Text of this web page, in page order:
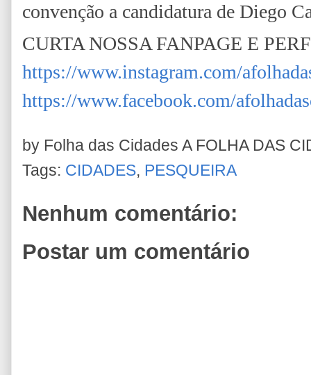
convenção a candidatura de Diego
CURTA NOSSA FANPAGE E
https://www.instagram.com/
https://www.facebook.com/
by Folha das Cidades A FOLHA DAS
Tags: CIDADES, PESQUEIRA
Nenhum comentário:
Postar um comentário